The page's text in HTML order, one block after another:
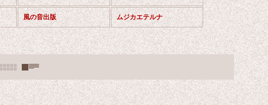
風の音出版 ムジカエテルナ